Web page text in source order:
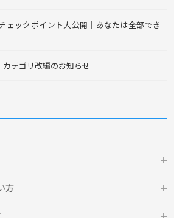
ェックポイント大公開｜あなたは全部でき
カテゴリ改編のお知らせ
方